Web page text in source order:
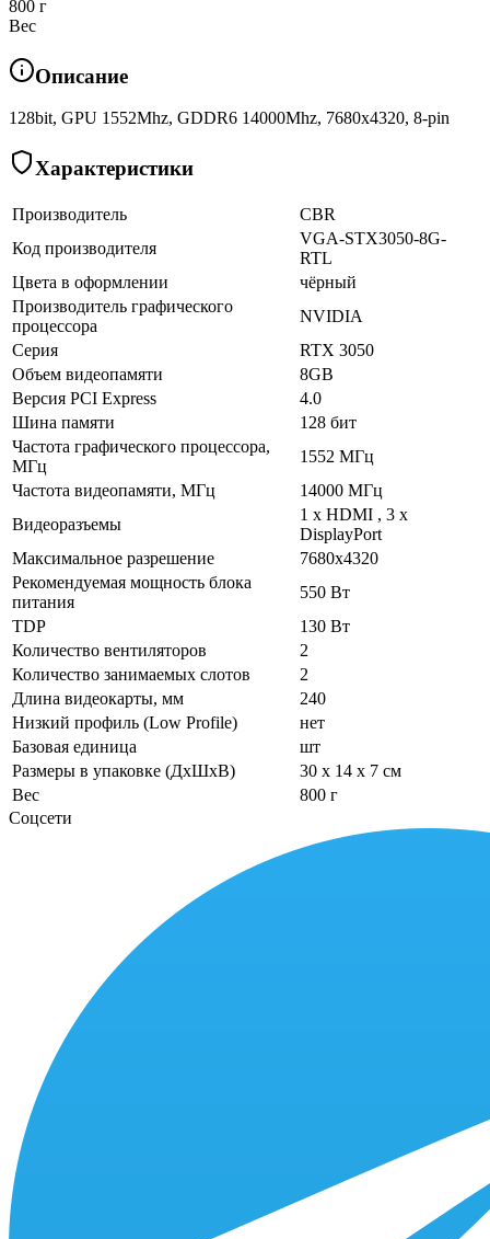
800 г
Вес
Описание
128bit, GPU 1552Mhz, GDDR6 14000Mhz, 7680x4320, 8-pin
Характеристики
Производитель
CBR
Код производителя
VGA-STX3050-8G-
RTL
Цвета в оформлении
чёрный
Производитель графического
процессора
NVIDIA
Серия
RTX 3050
Объем видеопамяти
8GB
Версия PCI Express
4.0
Шина памяти
128 бит
Частота графического процессора,
МГц
1552 МГц
Частота видеопамяти, МГц
14000 МГц
Видеоразъемы
1 х HDMI , 3 х
DisplayPort
Максимальное разрешение
7680х4320
Рекомендуемая мощность блока
питания
550 Вт
TDP
130 Вт
Количество вентиляторов
2
Количество занимаемых слотов
2
Длина видеокарты, мм
240
Низкий профиль (Low Profile)
нет
Базовая единица
шт
Размеры в упаковке (ДхШхВ)
30 x 14 x 7 см
Вес
800 г
Соцсети